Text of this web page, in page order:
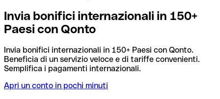
Invia bonifici internazionali in 150+
Paesi con Qonto
Invia bonifici internazionali in 150+ Paesi con Qonto.
Beneficia di un servizio veloce e di tariffe convenienti.
Semplifica i pagamenti internazionali.
Apri un conto in pochi minuti